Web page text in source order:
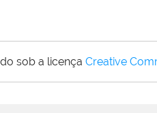
sob a licença Creative